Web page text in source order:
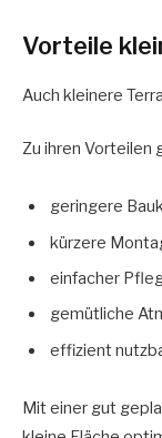
Vorteile
Auch kleinere
Zu ihren Vorteilen
geringere
kürzere
einfacher
gemütliche
effizient
Mit einer gut